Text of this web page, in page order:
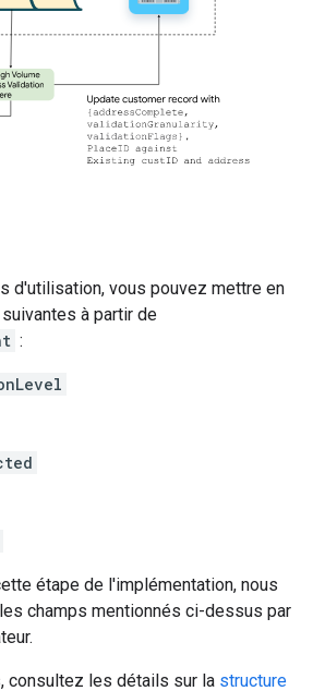
d'utilisation, vous pouvez mettre en
à partir de
:
étape de l'implémentation, nous
champs mentionnés ci-dessus par
consultez les détails sur la structure